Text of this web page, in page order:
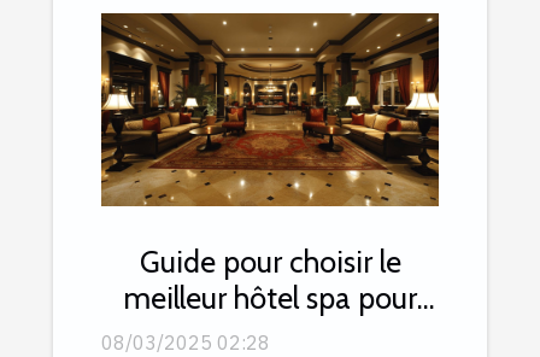
Guide pour choisir le
meilleur hôtel spa pour
une escapade relaxante
08/03/2025 02:28